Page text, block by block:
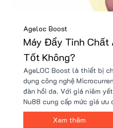
Ageloc Boost
Máy Đẩy Tinh Chất
Tốt Không?
AgeLOC Boost là thiết bị
dụng công nghệ
đàn hồi da. Với giá niêm
Nu88 cung cấp mức giá ưu
nhiều quà tặng hấp dẫn,
nếp nhăn và thúc đẩy hấp
Xem thêm